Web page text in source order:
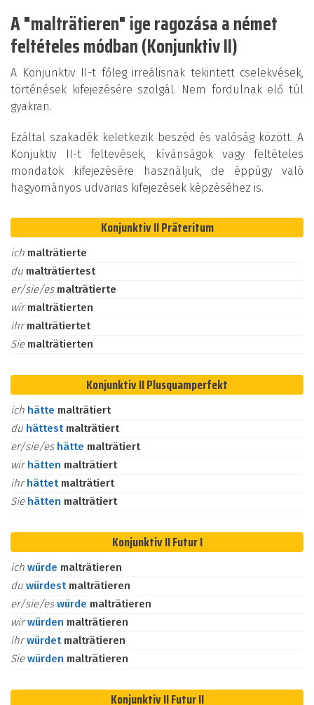
A "malträtieren" ige ragozása a német
feltételes módban (Konjunktiv II)
A Konjunktiv II-t főleg irreálisnak tekintett cselekvések,
történések kifejezésére szolgál. Nem fordulnak elő túl
gyakran.
Ezáltal szakadék keletkezik beszéd és valóság között. A
Konjuktiv II-t feltevések, kívánságok vagy feltételes
mondatok kifejezésére használjuk, de éppúgy való
hagyományos udvarias kifejezések képzéséhez is.
Konjunktiv II Präteritum
ich malträtierte
du malträtiertest
er/sie/es malträtierte
wirmalträtierten
ihrmalträtiertet
Sie malträtierten
Konjunktiv II Plusquamperfekt
ich hätte malträtiert
du hättest malträtiert
er/sie/es hätte malträtiert
wirhätten malträtiert
ihrhättet malträtiert
Sie hätten malträtiert
Konjunktiv II Futur I
ich würde malträtieren
du würdest malträtieren
er/sie/eswürde malträtieren
wirwürden malträtieren
ihrwürdet malträtieren
Siewürden malträtieren
Konjunktiv II Futur II